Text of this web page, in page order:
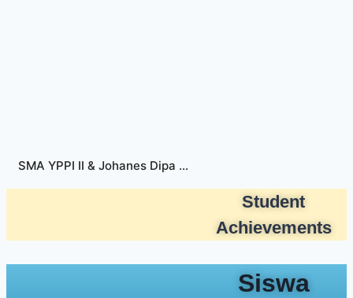
SMA YPPI II & Johanes Dipa Legal Consultant gelar Kompetisi Climbing JD Cup
Student
Achievements
Siswa